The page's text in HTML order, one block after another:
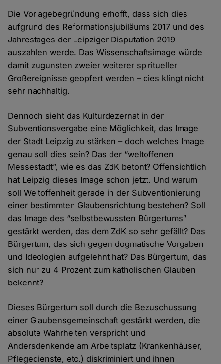
Die Vorlagebegründung erhofft, dass sich dies
aufgrund des Reformationsjubiläums 2017 und des
Jahrestages der Leipziger Disputation 2019
auszahlen werde. Das Wissenschaftsimage würde
damit zugunsten zweier weiterer spiritueller
Großereignisse geopfert werden – dies klingt nicht
sehr nachhaltig.
Dennoch sieht das Kulturdezernat in der
Subventionsvergabe eine Möglichkeit, das Image
der Stadt Leipzig zu stärken – doch welches Image
genau soll dies sein? Das der “weltoffenen
Messestadt”, wie es das ZdK betont? Offensichtlich
hat Leipzig dieses Image schon jetzt. Und warum
soll Weltoffenheit gerade in der Subventionierung
einer bestimmten Glaubensrichtung bestehen? Soll
das Image des “selbstbewussten Bürgertums”
gestärkt werden, das dem ZdK so sehr gefällt? Das
Bürgertum, das sich gegen dogmatische Vorgaben
und Ideologien aufgelehnt hat? Das Bürgertum, das
sich nur zu 4 Prozent zum katholischen Glauben
bekennt?
Dieses Bürgertum soll durch die Bezuschussung
einer Glaubensgemeinschaft gestärkt werden, die
absolute Wahrheiten verspricht und
Andersdenkende am Arbeitsplatz (Krankenhäuser,
Pflegedienste, etc.) diskriminiert und ihnen